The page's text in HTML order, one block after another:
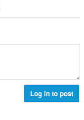
Log in to post